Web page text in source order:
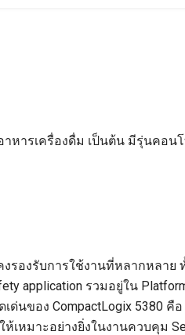
าหารเครื่องดื่ม เป็นต้น มีรุ่นคอน
รองรับการใช้งานที่หลากหลาย
application รวมอยู่ใน
ด่นของ CompactLogix 5380 คือ
ห้เหมาะอย่างยิ่งในงานควบคุม